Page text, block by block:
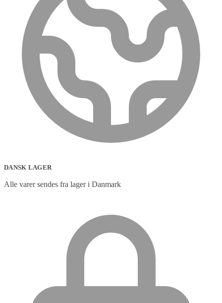
DANSK LAGER
Alle varer sendes fra lager i Danmark